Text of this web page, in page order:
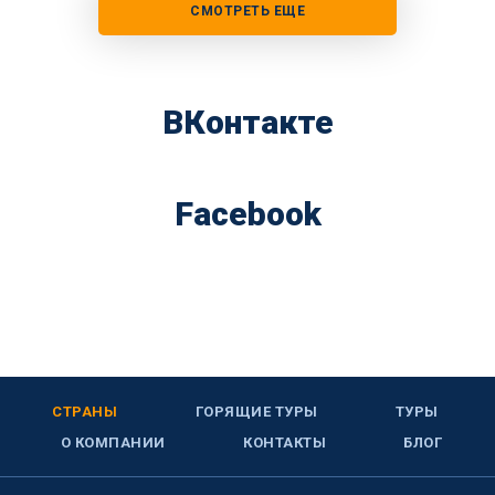
СМОТРЕТЬ ЕЩЕ
ВКонтакте
Facebook
СТРАНЫ ГОРЯЩИЕ ТУРЫ
ТУРЫ
О КОМПАНИИ
КОНТАКТЫ БЛОГ